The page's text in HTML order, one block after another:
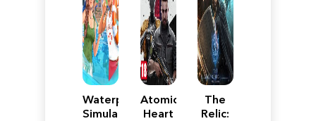
Waterpark
Simulator
Atomic
Heart
The
Relic: